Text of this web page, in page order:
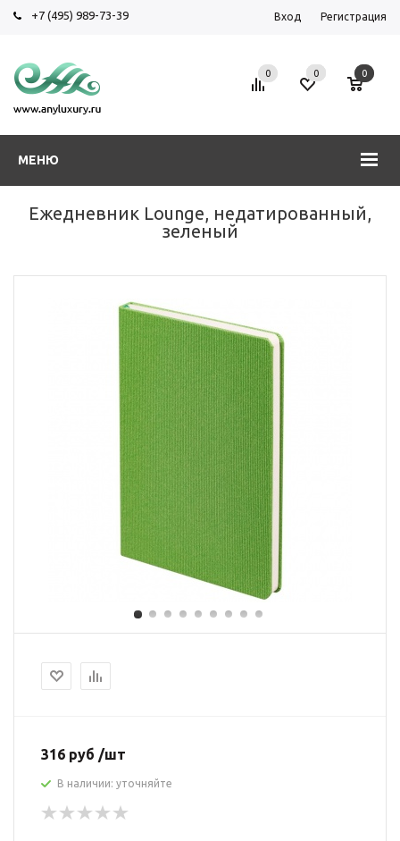
+7 (495) 989-73-39 Вход Регистрация
МЕНЮ
0 0 0
Ежедневник Lounge, недатированный,
зеленый
316 руб /шт
В наличии: уточняйте